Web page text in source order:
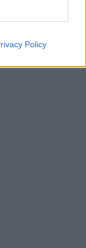
Policy